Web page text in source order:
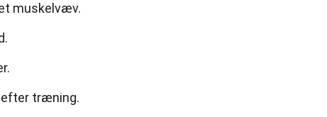
muskelvæv.
træning.